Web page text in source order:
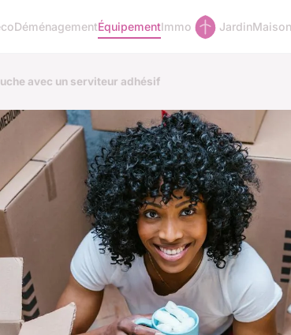
DéménagementÉquipementImmo JardinMaison
avec un serviteur adhésif